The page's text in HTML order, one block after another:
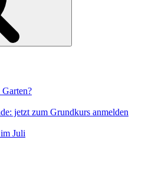
jetzt zum Grundkurs anmelden
Juli